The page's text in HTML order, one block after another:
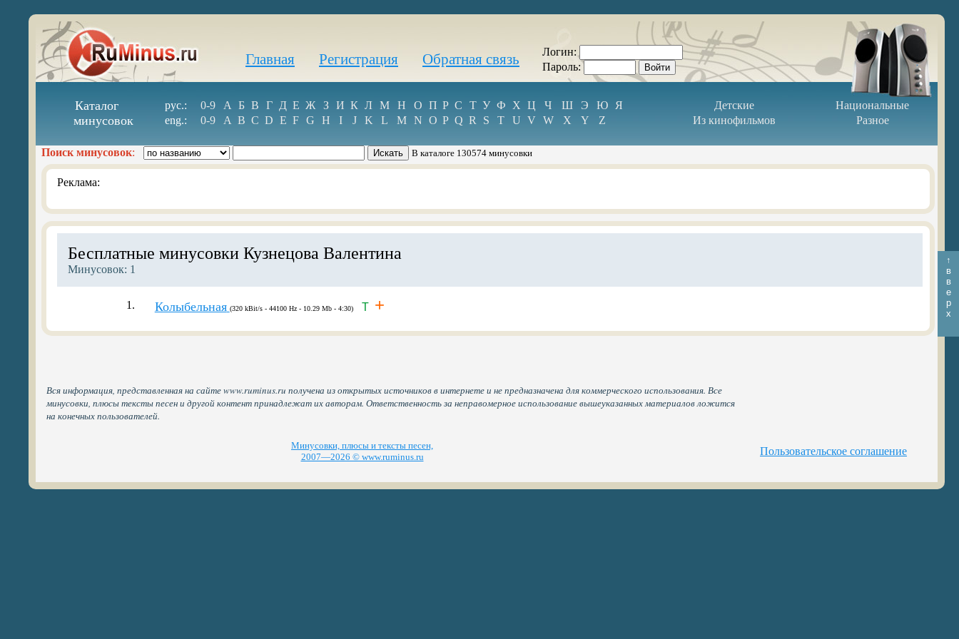
Главная Регистрация Обратная связь
Логин:
Пароль:
Каталог
минусовок
рус.: 0-9 А Б В Г Д Е Ж З И К Л М Н О П Р С Т У Ф Х Ц Ч Ш Э Ю Я Детские
Национальные
eng.:
0-9 A B C D E F G H I J K L M N O P Q R S T U V W X Y Z Из кинофильмов Разное
Поиск минусовок: В каталоге 130574 минусовки
Реклама:
Бесплатные минусовки Кузнецова Валентина
Минусовок: 1
1. Колыбельная (320 kBit/s - 44100 Hz - 10.29 Mb - 4:30) T +
Вся информация, представленная на сайте www.ruminus.ru получена из открытых источников в интернете и не предназначена для коммерческого использования. Все
минусовки, плюсы тексты песен и другой контент принадлежат их авторам. Ответственность за неправомерное использование вышеуказанных материалов ложится
на конечных пользователей.
Минусовки, плюсы и тексты песен,
2007—2026 © www.ruminus.ru
Пользовательское соглашение
↑
в
в
е
р
х